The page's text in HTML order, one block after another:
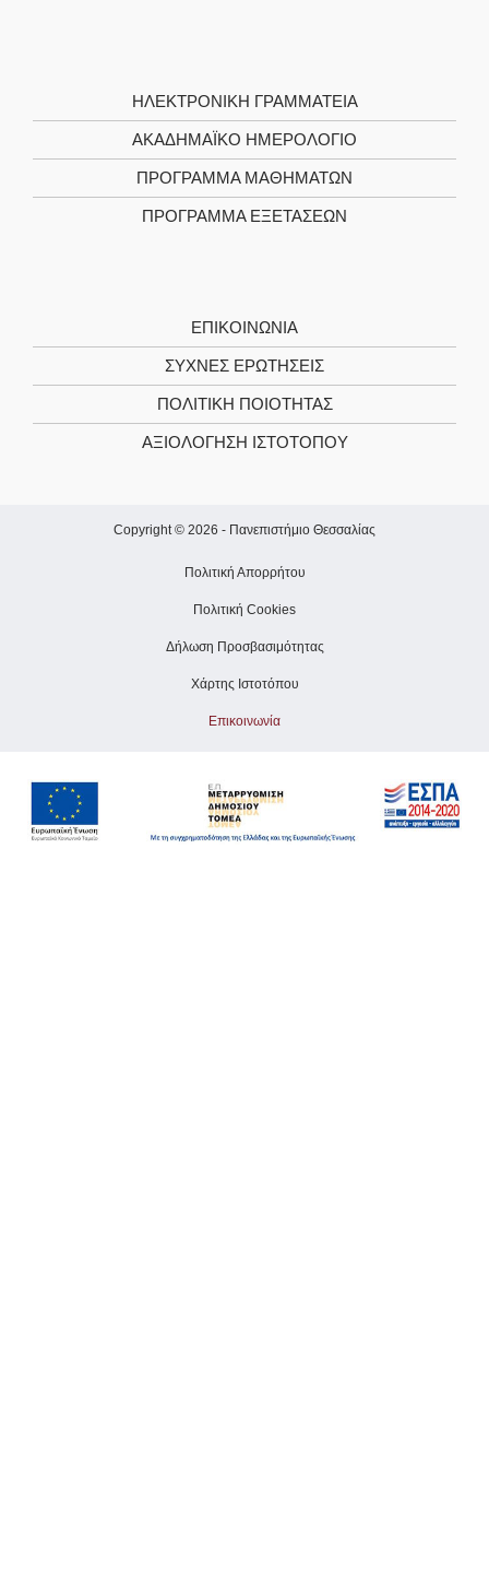
ΗΛΕΚΤΡΟΝΙΚΉ ΓΡΑΜΜΑΤΕΊΑ
ΑΚΑΔΗΜΑΪΚΌ ΗΜΕΡΟΛΌΓΙΟ
ΠΡΌΓΡΑΜΜΑ ΜΑΘΗΜΆΤΩΝ
ΠΡΌΓΡΑΜΜΑ ΕΞΕΤΆΣΕΩΝ
ΕΠΙΚΟΙΝΩΝΊΑ
ΣΥΧΝΕΣ ΕΡΩΤΗΣΕΙΣ
ΠΟΛΙΤΙΚΉ ΠΟΙΌΤΗΤΑΣ
ΑΞΙΟΛΌΓΗΣΗ ΙΣΤΌΤΟΠΟΥ
Copyright © 2026 - Πανεπιστήμιο Θεσσαλίας
Πολιτική Απορρήτου
Πολιτική Cookies
Δήλωση Προσβασιμότητας
Χάρτης Ιστοτόπου
Επικοινωνία